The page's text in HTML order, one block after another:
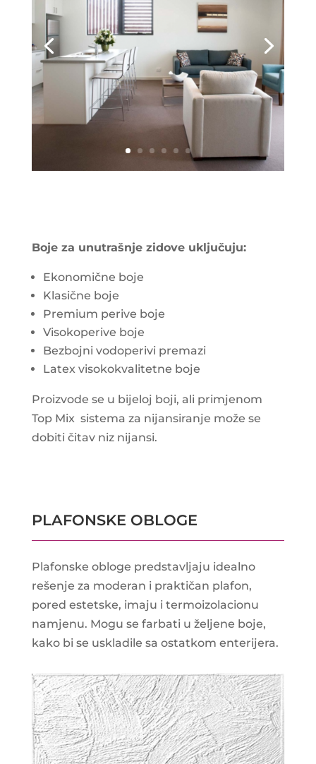
Boje za unutrašnje zidove uključuju:
Ekonomične boje
Klasične boje
Premium perive boje
Visokoperive boje
Bezbojni vodoperivi premazi
Latex visokokvalitetne boje
Proizvode se u bijeloj boji, ali primjenom
Top Mix sistema za nijansiranje može se
dobiti čitav niz nijansi.
PLAFONSKE OBLOGE
Plafonske obloge predstavljaju idealno
rešenje za moderan i praktičan plafon,
pored estetske, imaju i termoizolacionu
namjenu. Mogu se farbati u željene boje,
kako bi se uskladile sa ostatkom enterijera.